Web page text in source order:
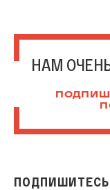
НАМ
ПОДПИШИТЕСЬ